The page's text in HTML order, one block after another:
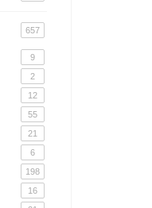
657
9
2
12
55
21
6
198
16